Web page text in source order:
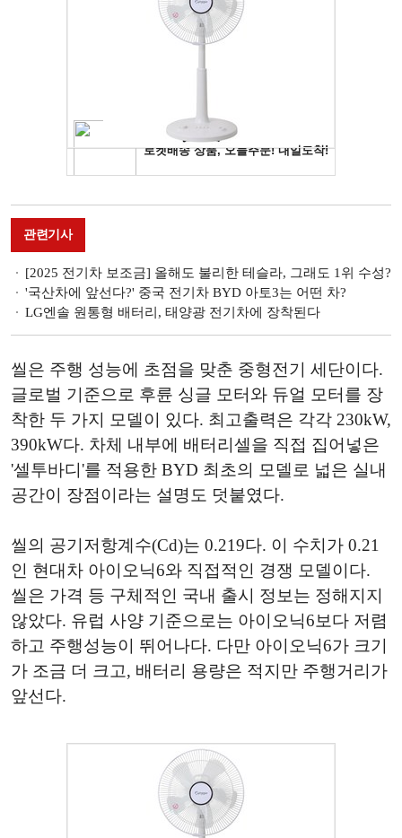
관련기사
[2025 전기차 보조금] 올해도 불리한 테슬라, 그래도 1위 수성?
'국산차에 앞선다?' 중국 전기차 BYD 아토3는 어떤 차?
LG엔솔 원통형 배터리, 태양광 전기차에 장착된다
씰은 주행 성능에 초점을 맞춘 중형전기 세단이다.
글로벌 기준으로 후륜 싱글 모터와 듀얼 모터를 장
착한 두 가지 모델이 있다. 최고출력은 각각 230kW,
390kW다. 차체 내부에 배터리셀을 직접 집어넣은
'셀투바디'를 적용한 BYD 최초의 모델로 넓은 실내
공간이 장점이라는 설명도 덧붙였다.
씰의 공기저항계수(Cd)는 0.219다. 이 수치가 0.21
인 현대차 아이오닉6와 직접적인 경쟁 모델이다.
씰은 가격 등 구체적인 국내 출시 정보는 정해지지
않았다. 유럽 사양 기준으로는 아이오닉6보다 저렴
하고 주행성능이 뛰어나다. 다만 아이오닉6가 크기
가 조금 더 크고, 배터리 용량은 적지만 주행거리가
앞선다.